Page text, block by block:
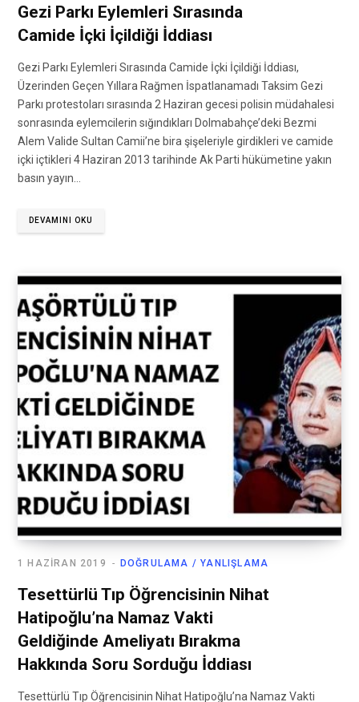
Gezi Parkı Eylemleri Sırasında
Camide İçki İçildiği İddiası
Gezi Parkı Eylemleri Sırasında Camide İçki İçildiği İddiası,
Üzerinden Geçen Yıllara Rağmen İspatlanamadı Taksim Gezi
Parkı protestoları sırasında 2 Haziran gecesi polisin müdahalesi
sonrasında eylemcilerin sığındıkları Dolmabahçe’deki Bezmi
Alem Valide Sultan Camii’ne bira şişeleriyle girdikleri ve camide
içki içtikleri 4 Haziran 2013 tarihinde Ak Parti hükümetine yakın
basın yayın…
DEVAMINI OKU
DOĞRULAMA / YANLIŞLAMA
1 HAZIRAN 2019
Tesettürlü Tıp Öğrencisinin Nihat
Hatipoğlu’na Namaz Vakti
Geldiğinde Ameliyatı Bırakma
Hakkında Soru Sorduğu İddiası
Tesettürlü Tıp Öğrencisinin Nihat Hatipoğlu’na Namaz Vakti